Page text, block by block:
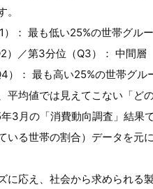
）： 最も低い25%の世帯グル
）／第3分位（Q3）： 中間層
）： 最も高い25%の世帯グル
平均値では見えてこない「ど
3月の「消費動向調査」結果
いる世帯の割合）データを元
に応え、社会から求められる